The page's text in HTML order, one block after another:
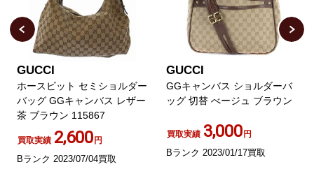
GUCCI
ホースビット セミショルダー
バッグ GGキャンバス レザー
茶 ブラウン 115867
買取実績 2,600円
Bランク 2023/07/04買取
GUCCI
GGキャンバス ショルダーバ
ッグ 切替 べージュ ブラウン
買取実績 3,000円
Bランク 2023/01/17買取